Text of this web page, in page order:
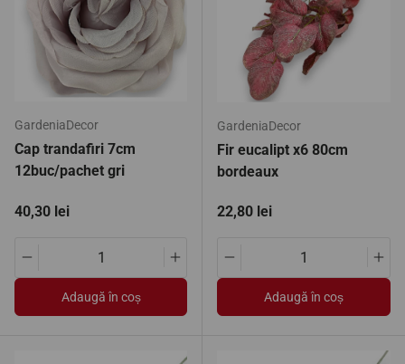
GardeniaDecor
Cap trandafiri 7cm
12buc/pachet gri
Preț standard
40,30 lei
Translation missing: ro.products.product.quantity.decrease
Translation missing:
Adaugă în coș
GardeniaDecor
Fir eucalipt x6 80cm
bordeaux
Preț standard
22,80 lei
Translation missing:
Adaugă în coș